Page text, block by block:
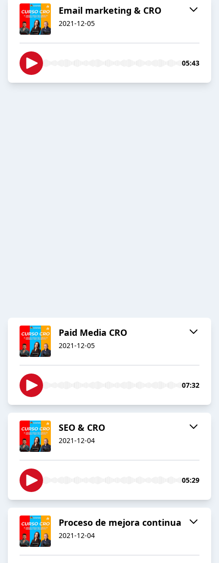
Email marketing & CRO
2021-12-05
05:43
Paid Media CRO
2021-12-05
07:32
SEO & CRO
2021-12-04
05:29
Proceso de mejora continua
2021-12-04